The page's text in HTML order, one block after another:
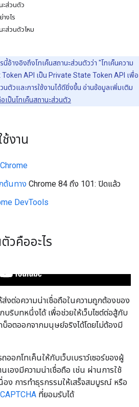
ะส่วนตัว
งไร
ะส่วนตัวไหม
นี้อ้างอิงถึงโทเค็นสถานะส่วนตัวว่า "โทเค็นความ
Token API เป็น Private State Token API เพื่อ
นตัวและการใช้งานได้ดียิ่งขึ้น อ่านข้อมูลเพิ่มเติม
เป็นโทเค็นสถานะส่วนตัว
งาน
ต้นทาง Chrome 84 ถึง 101: ปิดแล้ว
DevTools
วคืออะไร
ส่งต่อความน่าเชื่อถือในความถูกต้องของ
ริบทหนึ่งได้ เพื่อช่วยให้เว็บไซต์ต่อสู้กับ
อตออกจากมนุษย์จริงได้โดยไม่ต้องมี
ถออกโทเค็นให้กับเว็บเบราว์เซอร์ของผู้
เองมีความน่าเชื่อถือ เช่น ผ่านการใช้
ง การทำธุรกรรมให้เสร็จสมบูรณ์ หรือ
ที่ยอมรับได้